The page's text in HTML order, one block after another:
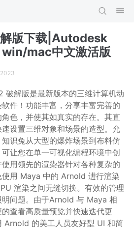
版下载|Autodesk
mac中文激活版
解版是最新版本的三维计算机动
件！功能丰富，分享丰富完善的
色，并使其如真实的存在。其直
设置三维对象和场景的造型。允
识兔从大型的爆炸场景到布料仿
让您在单一可视化编程环境中创
用领先的渲染器针对各种复杂的
用 Maya 中的 Arnold 进行渲染
渲染之间无缝切换。有效的管理
问题。由于Arnold 与 Maya 相
查看高质量预览并快速迭代更
Arnold 的美工人员友好型 UI 和简